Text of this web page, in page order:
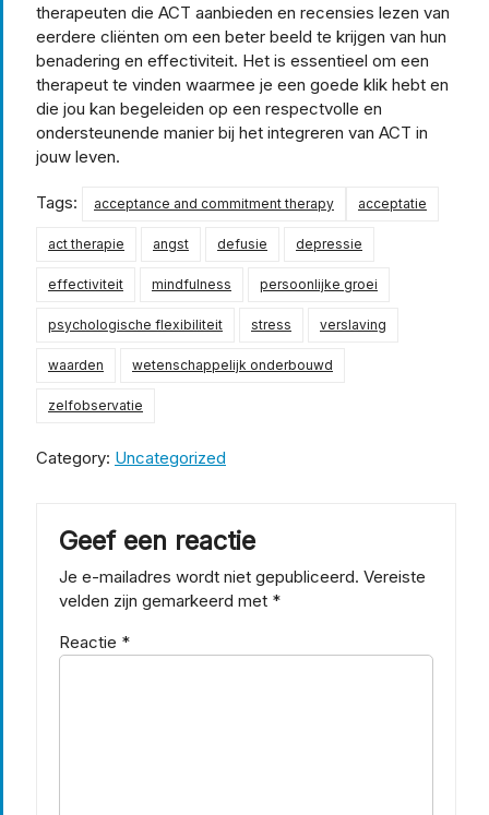
therapeuten die ACT aanbieden en recensies lezen van
eerdere cliënten om een beter beeld te krijgen van hun
benadering en effectiviteit. Het is essentieel om een
therapeut te vinden waarmee je een goede klik hebt en
die jou kan begeleiden op een respectvolle en
ondersteunende manier bij het integreren van ACT in
jouw leven.
Tags: acceptance and commitment therapy acceptatie
act therapie angst defusie depressie
effectiviteit mindfulness persoonlijke groei
psychologische flexibiliteit stress verslaving
waarden wetenschappelijk onderbouwd
zelfobservatie
Category: Uncategorized
Geef een reactie
Je e-mailadres wordt niet gepubliceerd. Vereiste
velden zijn gemarkeerd met *
Reactie *